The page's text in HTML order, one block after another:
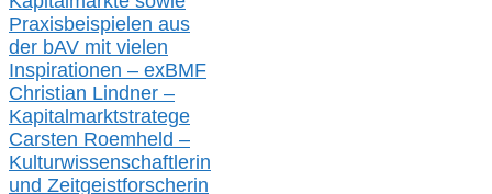
Praxisbeispielen aus
der bAV mit vielen
Inspirationen – exBMF
Christian Lindner –
Kapitalmarktstratege
Carsten Roemheld –
Kulturwissenschaftlerin
und Zeitgeistforscherin